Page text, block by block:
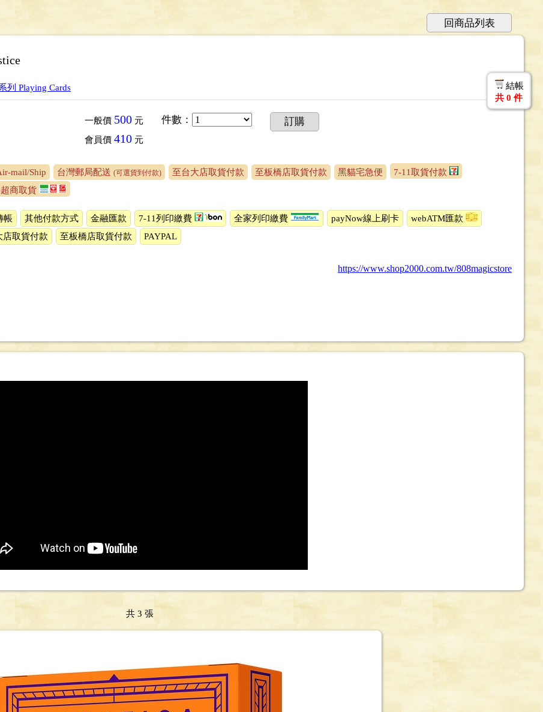
回商品列表
列 Playing Cards
一般價 500元
會員價 410元
件數 ： 訂購
mail/Ship 台灣郵局配送 (可選貨到付款) 至台大店取貨付款 至板橋店取貨付款 黑貓宅急便
7-11取貨付款
商取貨
帳 其他付款方式 金融匯款 7-11列印繳費 全家列印繳費 payNow線上刷卡
webATM匯款
店取貨付款
至板橋店取貨付款 PAYPAL
https://www.shop2000.com.tw/808magicstore
結帳
共 0 件
共 3 張